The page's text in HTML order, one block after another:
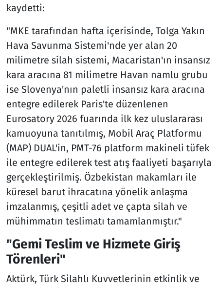
kaydetti:
"MKE tarafından hafta içerisinde, Tolga Yakın
Hava Savunma Sistemi'nde yer alan 20
milimetre silah sistemi, Macaristan'ın insansız
kara aracına 81 milimetre Havan namlu grubu
ise Slovenya'nın paletli insansız kara aracına
entegre edilerek Paris'te düzenlenen
Eurosatory 2026 fuarında ilk kez uluslararası
kamuoyuna tanıtılmış, Mobil Araç Platformu
(MAP) DUAL'in, PMT-76 platform makineli tüfek
ile entegre edilerek test atış faaliyeti başarıyla
gerçekleştirilmiş. Özbekistan makamları ile
küresel barut ihracatına yönelik anlaşma
imzalanmış, çeşitli adet ve çapta silah ve
mühimmatın teslimatı tamamlanmıştır."
"Gemi Teslim ve Hizmete Giriş
Törenleri"
Aktürk, Türk Silahlı Kuvvetlerinin etkinlik ve